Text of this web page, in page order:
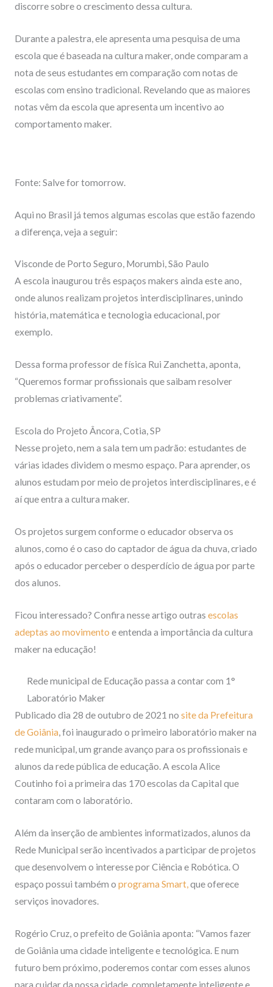
discorre sobre o crescimento dessa cultura.
Durante a palestra, ele apresenta uma pesquisa de uma
escola que é baseada na cultura maker, onde comparam a
nota de seus estudantes em comparação com notas de
escolas com ensino tradicional. Revelando que as maiores
notas vêm da escola que apresenta um incentivo ao
comportamento maker.
Fonte: Salve for tomorrow.
Aqui no Brasil já temos algumas escolas que estão fazendo
a diferença, veja a seguir:
Visconde de Porto Seguro, Morumbi, São Paulo
A escola inaugurou três espaços makers ainda este ano,
onde alunos realizam projetos interdisciplinares, unindo
história, matemática e tecnologia educacional, por
exemplo.
Dessa forma professor de física Rui Zanchetta, aponta,
“Queremos formar profissionais que saibam resolver
problemas criativamente”.
Escola do Projeto Âncora, Cotia, SP
Nesse projeto, nem a sala tem um padrão: estudantes de
várias idades dividem o mesmo espaço. Para aprender, os
alunos estudam por meio de projetos interdisciplinares, e é
aí que entra a cultura maker.
Os projetos surgem conforme o educador observa os
alunos, como é o caso do captador de água da chuva, criado
após o educador perceber o desperdício de água por parte
dos alunos.
Ficou interessado? Confira nesse artigo outras escolas
adeptas ao movimento e entenda a importância da cultura
maker na educação!
Rede municipal de Educação passa a contar com 1°
Laboratório Maker
Publicado dia 28 de outubro de 2021 no site da Prefeitura
de Goiânia, foi inaugurado o primeiro laboratório maker na
rede municipal, um grande avanço para os profissionais e
alunos da rede pública de educação. A escola Alice
Coutinho foi a primeira das 170 escolas da Capital que
contaram com o laboratório.
Além da inserção de ambientes informatizados, alunos da
Rede Municipal serão incentivados a participar de projetos
que desenvolvem o interesse por Ciência e Robótica. O
espaço possui também o programa Smart,que oferece
serviços inovadores.
Rogério Cruz, o prefeito de Goiânia aponta: “Vamos fazer
de Goiânia uma cidade inteligente e tecnológica. E num
futuro bem próximo, poderemos contar com esses alunos
para cuidar da nossa cidade, completamente inteligente e